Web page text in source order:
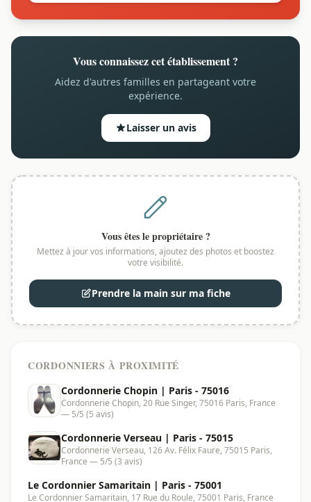
Vous connaissez cet établissement ?
Aidez d'autres familles en partageant votre
expérience.
Laisser un avis
Vous êtes le propriétaire ?
Mettez à jour vos informations, ajoutez des photos et boostez
votre visibilité.
Prendre la main sur ma fiche
CORDONNIERS À PROXIMITÉ
Cordonnerie Chopin | Paris - 75016
Cordonnerie Chopin, 20 Rue Singer, 75016 Paris, France
— 5/5 (5 avis)
Cordonnerie Verseau | Paris - 75015
Cordonnerie Verseau, 126 Av. Félix Faure, 75015 Paris,
France — 5/5 (3 avis)
Le Cordonnier Samaritain | Paris - 75001
Le Cordonnier Samaritain, 17 Rue du Roule, 75001 Paris, France